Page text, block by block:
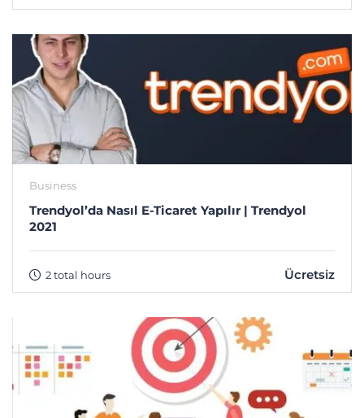
Business
Trendyol’da Nasıl E-Ticaret Yapılır | Trendyol
2021
2 total hours Ücretsiz